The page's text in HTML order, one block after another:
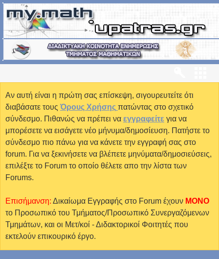
Αν αυτή είναι η πρώτη σας επίσκεψη, σιγουρευτείτε ότι
διαβάσατε τους Όρους Χρήσης πατώντας στο σχετικό
σύνδεσμο. Πιθανώς να πρέπει να εγγραφείτε για να
μπορέσετε να εισάγετε νέο μήνυμα/δημοσίευση. Πατήστε το
σύνδεσμο πιο πάνω για να κάνετε την εγγραφή σας στο
forum. Για να ξεκινήσετε να βλέπετε μηνύματα/δημοσιεύσεις,
επιλέξτε το Forum το οποίο θέλετε απο την λίστα των
Forums.
Επισήμανση: Δικαίωμα Εγγραφής στο Forum έχουν MONO
το Προσωπικό του Τμήματος/Προσωπικό Συνεργαζόμενων
Τμημάτων, και οι Μετ/κοί - Διδακτορικοί Φοιτητές που
εκτελούν επικουρικό έργο.